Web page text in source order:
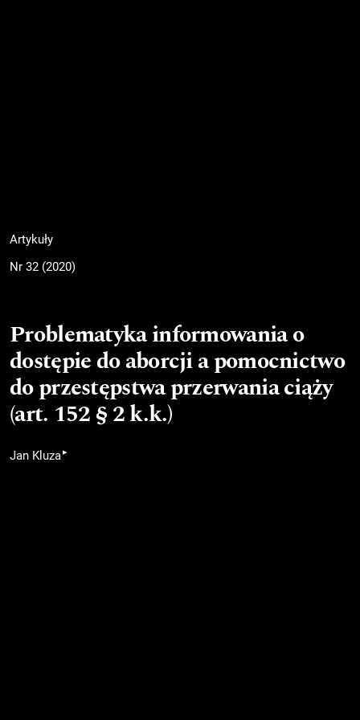
Artykuły
Nr 32 (2020)
Problematyka informowania o
dostępie do aborcji a pomocnictwo
do przestępstwa przerwania ciąży
(art. 152 § 2 k.k.)
Jan Kluza ▸